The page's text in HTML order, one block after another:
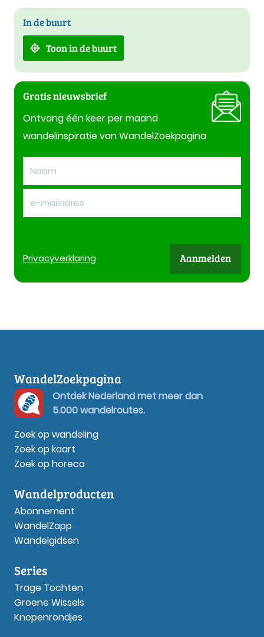
In de buurt
Toon in de buurt
Gratis nieuwsbrief
Ontvang één keer per maand
wandelinspiratie van WandelZoekpagina
Privacyverklaring Aanmelden
WandelZoekpagina
Ontdek Nederland met meer dan
5.000 wandelroutes.
Zoek op wandeling
Zoek op kaart
Zoek op horeca
Wandelproducten
Abonnement
WandelZapp
Wandelgidsen
Series
Trage Tochten
Groene Wissels
Knopenrondjes